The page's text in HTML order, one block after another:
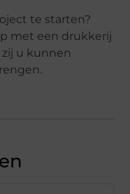
te starten?
met een drukkerij
u kunnen